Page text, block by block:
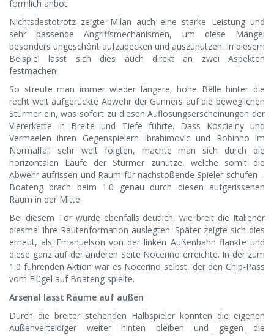
förmlich anbot.
Nichtsdestotrotz zeigte Milan auch eine starke Leistung und
sehr passende Angriffsmechanismen, um diese Mängel
besonders ungeschönt aufzudecken und auszunutzen. In diesem
Beispiel lässt sich dies auch direkt an zwei Aspekten
festmachen:
So streute man immer wieder längere, hohe Bälle hinter die
recht weit aufgerückte Abwehr der Gunners auf die beweglichen
Stürmer ein, was sofort zu diesen Auflösungserscheinungen der
Viererkette in Breite und Tiefe führte. Dass Koscielny und
Vermaelen ihren Gegenspielern Ibrahimovic und Robinho im
Normalfall sehr weit folgten, machte man sich durch die
horizontalen Läufe der Stürmer zunutze, welche somit die
Abwehr aufrissen und Raum für nachstoßende Spieler schufen –
Boateng brach beim 1:0 genau durch diesen aufgerissenen
Raum in der Mitte.
Bei diesem Tor wurde ebenfalls deutlich, wie breit die Italiener
diesmal ihre Rautenformation auslegten. Später zeigte sich dies
erneut, als Emanuelson von der linken Außenbahn flankte und
diese ganz auf der anderen Seite Nocerino erreichte. In der zum
1:0 führenden Aktion war es Nocerino selbst, der den Chip-Pass
vom Flügel auf Boateng spielte.
Arsenal lässt Räume auf außen
Durch die breiter stehenden Halbspieler konnten die eigenen
Außenverteidiger weiter hinten bleiben und gegen die